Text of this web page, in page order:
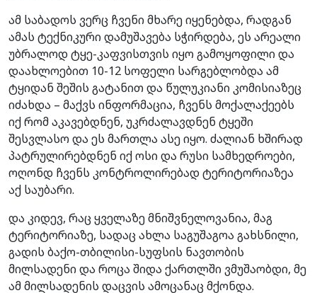
ამ საბადოს ვერც ჩვენი მხარე იყენებდა, რადგან
ამას ტექნიკური დამუშავება სჭირდება, ეს არეალი
უბრალოდ ტყე-კაფვისთვის იყო გამოყოფილი და
დაახლოებით 10-12 სოფელი სარგებლობდა ამ
ტყიდან შეშის გატანით და წულუკიანი კომისიაზეც
იძახდა – მაქვს ინფორმაცია, ჩვენს მოქალაქეებს
იქ რომ აკავებდნენ, უკრძალავდნენ ტყეში
შესვლასო და ეს მართლა ასე იყო. ძალიან ხშირად
პატრულირებდნენ იქ ოსი და რუსი სამხედროები,
ოღონდ ჩვენს კონტროლირებად ტერიტორიაზეა
აქ საუბარი.
და კიდევ, რაც ყველაზე მნიშვნელოვანია, მაგ
ტერიტორიაზე, სადაც ახლა საგუშაგოა გახსნილი,
გადის ბაქო-თბილისი-სუფსის ნავთობის
მილსადენი და როცა შიდა ქართლში ვმუშაობდი, მე
ამ მილსადენის დაცვის ამოცანაც მქონდა.